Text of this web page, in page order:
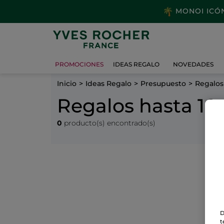
MONOI
PROMOCIONES IDEAS REGALO NOVEDADES
Inicio Ideas Regalo Presupuesto
Regalos hasta
0 producto(s) encontrado(s)